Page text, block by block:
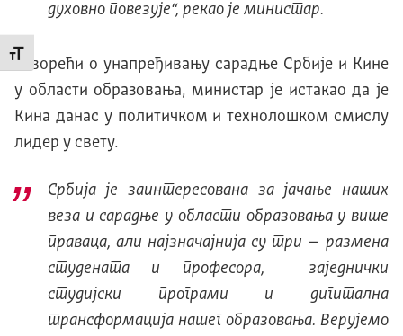
Промени величину слова
духовно повезује“, рекао је министар.
Говорећи о унапређивању сарадње Србије и Kине
у области образовања, министар је истакао да је
Kина данас у политичком и технолошком смислу
лидер у свету.
Србија је заинтересована за јачање наших
веза и сарадње у области образовања у више
праваца, али најзначајнија су три – размена
студената и професора, заједнички
студијски програми и дигитална
трансформација нашег образовања. Верујемо